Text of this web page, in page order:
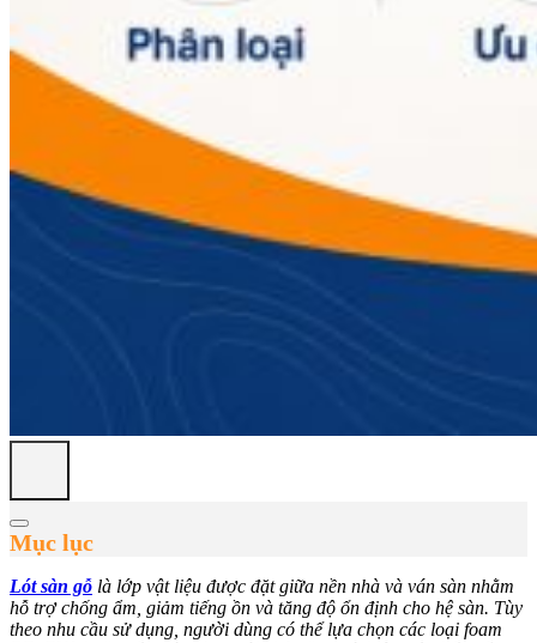
Mục lục
Lót sàn gỗ là lớp vật liệu được đặt giữa nền nhà và ván sàn nhằm
hỗ trợ chống ẩm, giảm tiếng ồn và tăng độ ổn định cho hệ sàn. Tùy
theo nhu cầu sử dụng, người dùng có thể lựa chọn các loại foam